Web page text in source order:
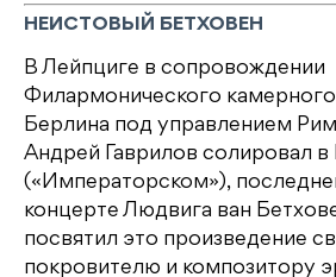
НЕИСТОВЫЙ БЕТХОВЕН
В Лейпциге в сопровождении
Филармонического
Берлина под управлением
Андрей Гаврилов солировал в
(«Императорском»),
концерте Людвига ван
посвятил это произведение
покровителю и композитору